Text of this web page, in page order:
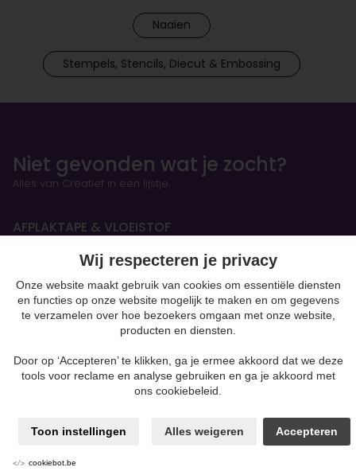
Naaien
Stempels, Stencils, Diecut & Embossing
Niet gevonden wat je zocht?
Alles van Creatief in een lijstje.
AFPLAKTAPE & VLOEISTOF
HANDBOEKEN & OEFENSCHRIFTEN
Figurines
Silk Foam & Silk Clay
moulding
Klei-soorten
Wij respecteren je privacy
Onze website maakt gebruik van cookies om essentiële diensten
en functies op onze website mogelijk te maken en om gegevens
te verzamelen over hoe bezoekers omgaan met onze website,
producten en diensten.
Door op ‘Accepteren’ te klikken, ga je ermee akkoord dat we deze
tools voor reclame en analyse gebruiken en ga je akkoord met
ons cookiebeleid.
Toon instellingen Alles weigeren Accepteren
cookiebot.be